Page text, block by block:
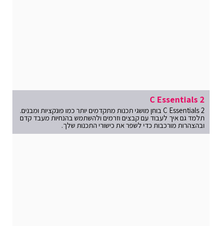
C Essentials 2
C Essentials 2 בוחן מושגי תכנות מתקדמים יותר כמו פונקציות ומבנים.
תלמד גם איך לעבוד עם קבצים וזרמים ולהשתמש בהנחיות מעבד קדם
ובהצהרות מורכבות כדי לשפר את כישורי התכנות שלך.